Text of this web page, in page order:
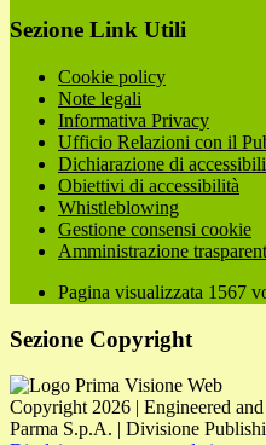
Sezione Link Utili
Cookie policy
Note legali
Informativa Privacy
Ufficio Relazioni con il
Dichiarazione di
Obiettivi di accessibilità
Whistleblowing
Gestione consensi cookie
Amministrazione
Pagina visualizzata 1567
Sezione Copyright
Copyright 2026 | Engineered
Parma S.p.A. | Divisione